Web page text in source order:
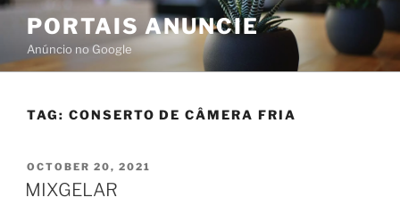
PORTAIS ANUNCIE
Anúncio no Google
TAG: CONSERTO DE CÂMERA FRIA
OCTOBER 20, 2021
MIXGELAR